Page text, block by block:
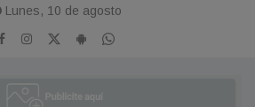
Lunes, 10 de agosto